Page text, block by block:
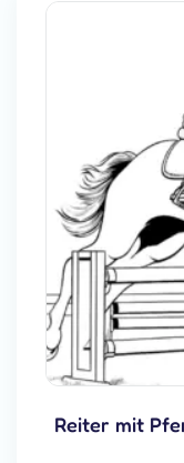
Reiter mit